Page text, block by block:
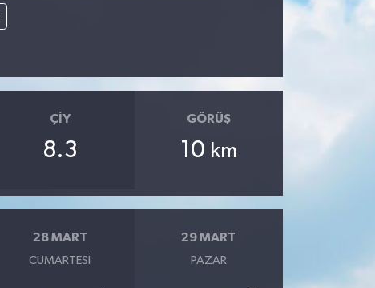
ÇIY
8.3
GÖRÜŞ
10 km
28 MART
CUMARTESI
29 MART
PAZAR